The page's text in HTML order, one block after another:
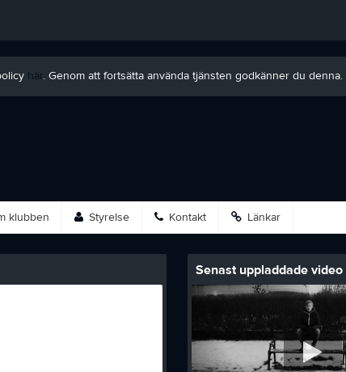
här. Genom att fortsätta använda tjänsten godkänner du denna.
klubben Styrelse Kontakt Länkar
Senast uppladdade video